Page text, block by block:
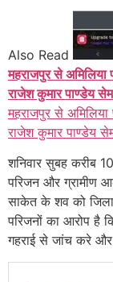
Also Read
महराजपुर से
राजेश कुमार पाण्डेय
महराजपुर से
राजेश कुमार पाण्डेय
शनिवार सुबह करीब
परिजन और ग्रामीण
साकेत के शव को
परिजनों का आरोप है
गहराई से जांच करे और